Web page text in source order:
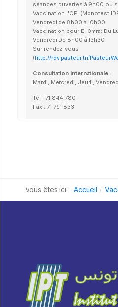
séances ouvertes à 9h00 ou
Vaccination l'OFI (Monotest
Vendredi de 8h00 à 10h00
Vaccination pour El Omra: Du
Vendredi De 8h00 à 13h30
Sur rendez-vous
(http://rdv.pasteur.tn/
Consultation internationale :
Mardi, Mercredi, Jeudi,
Tél : 71 844 780
Fax : 71 791 833
Vous êtes ici : Accueil